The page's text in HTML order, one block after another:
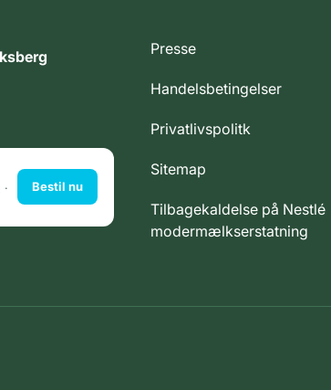
Bestil nu
Presse
Handelsbetingelser
Privatlivspolitk
Sitemap
Tilbagekaldelse på Nestlé
modermælkserstatning